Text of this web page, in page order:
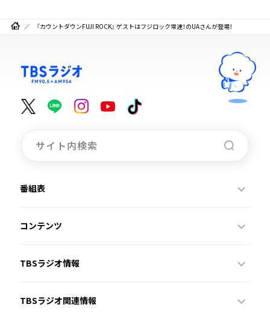
『カウントダウンFUJI ROCK』 ゲストはフジロック常連！のUAさんが登場！
番組表
コンテンツ
TBSラジオ情報
TBSラジオ関連情報